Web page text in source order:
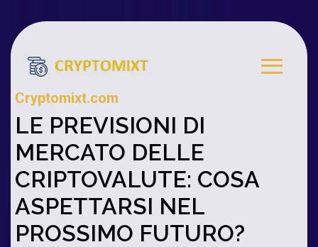
Cryptomixt.com
LE PREVISIONI DI
MERCATO DELLE
CRIPTOVALUTE: COSA
ASPETTARSI NEL
PROSSIMO FUTURO?